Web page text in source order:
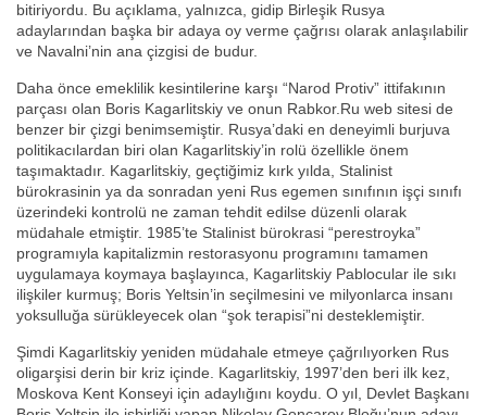
bitiriyordu. Bu açıklama, yalnızca, gidip Birleşik Rusya
adaylarından başka bir adaya oy verme çağrısı olarak anlaşılabilir
ve Navalni’nin ana çizgisi de budur.
Daha önce emeklilik kesintilerine karşı “Narod Protiv” ittifakının
parçası olan Boris Kagarlitskiy ve onun Rabkor.Ru web sitesi de
benzer bir çizgi benimsemiştir. Rusya’daki en deneyimli burjuva
politikacılardan biri olan Kagarlitskiy’in rolü özellikle önem
taşımaktadır. Kagarlitskiy, geçtiğimiz kırk yılda, Stalinist
bürokrasinin ya da sonradan yeni Rus egemen sınıfının işçi sınıfı
üzerindeki kontrolü ne zaman tehdit edilse düzenli olarak
müdahale etmiştir. 1985’te Stalinist bürokrasi “perestroyka”
programıyla kapitalizmin restorasyonu programını tamamen
uygulamaya koymaya başlayınca, Kagarlitskiy Pablocular ile sıkı
ilişkiler kurmuş; Boris Yeltsin’in seçilmesini ve milyonlarca insanı
yoksulluğa sürükleyecek olan “şok terapisi”ni desteklemiştir.
Şimdi Kagarlitskiy yeniden müdahale etmeye çağrılıyorken Rus
oligarşisi derin bir kriz içinde. Kagarlitskiy, 1997’den beri ilk kez,
Moskova Kent Konseyi için adaylığını koydu. O yıl, Devlet Başkanı